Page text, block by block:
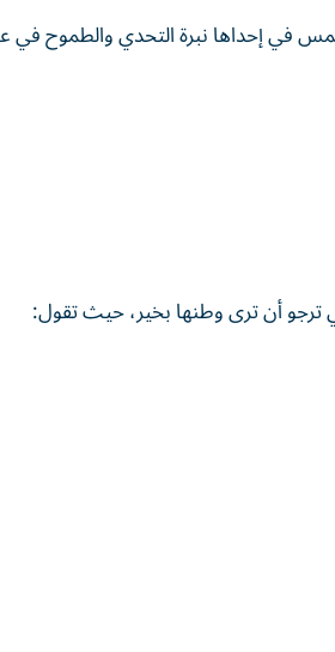
في إحداها نبرة التحدي والطموح
أن ترى وطنها بخير، حيث تقول: